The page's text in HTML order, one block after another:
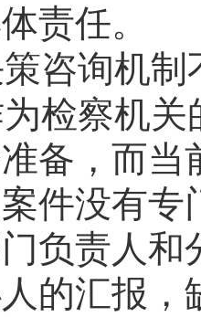
责任。
策咨询机
检察机
备，而
件没有
负责人和
的汇报，